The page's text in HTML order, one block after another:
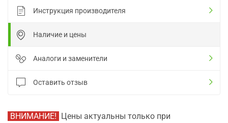
Инструкция производителя
Наличие и цены
Аналоги и заменители
Оставить отзыв
ВНИМАНИЕ! Цены актуальны только при